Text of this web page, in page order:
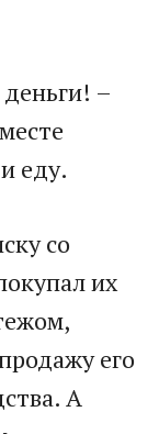
–
еду.
со
их
его
А